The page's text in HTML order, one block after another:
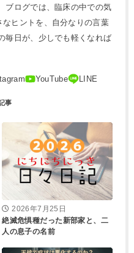
ブログでは、臨床の中での気
ヒントを、自分なりの言葉
毎日が、少しでも軽くなれば
2026年7月25日
絶滅危惧種だった新部家と、二
人の息子の名前